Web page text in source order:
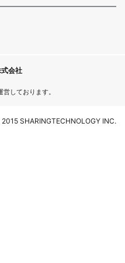
会社
しております。
SHARINGTECHNOLOGY INC.